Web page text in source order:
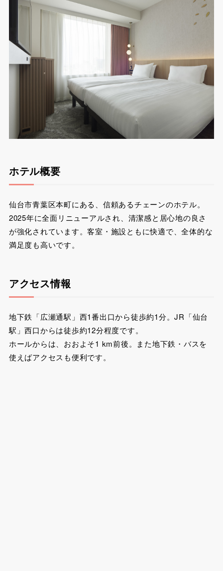
ホテル概要
仙台市青葉区本町にある、信頼あるチェーンのホテル。
2025年に全面リニューアルされ、清潔感と居心地の良さ
が強化されています。客室・施設ともに快適で、全体的な
満足度も高いです。
アクセス情報
地下鉄「広瀬通駅」西1番出口から徒歩約1分。JR「仙台
駅」西口からは徒歩約12分程度です。
ホールからは、おおよそ1 km前後。また地下鉄・バスを
使えばアクセスも便利です。